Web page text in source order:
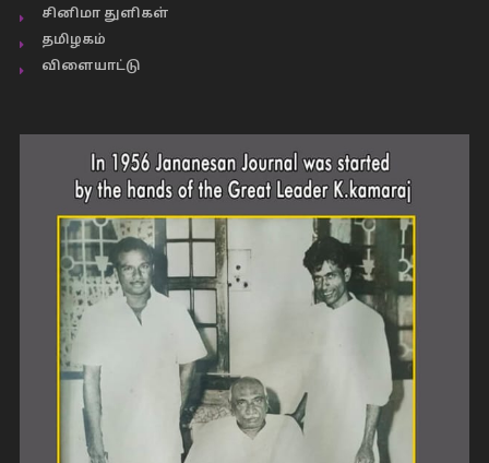
சினிமா துளிகள்
தமிழகம்
விளையாட்டு